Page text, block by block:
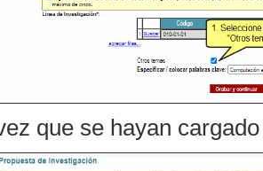
que se hayan